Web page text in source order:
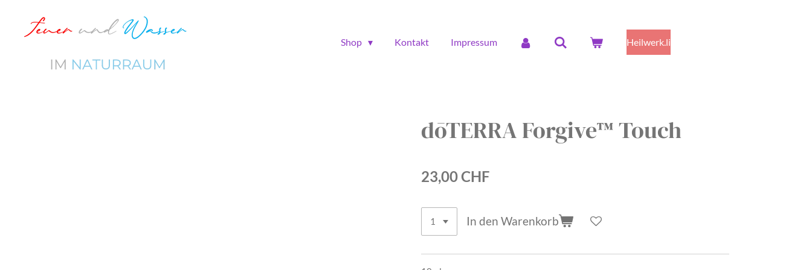
Hauptinhalt
Shop Kontakt Impressum Heilwerk.li
dōTERRA Forgive™ Touch
23,00 CHF
In den Warenkorb